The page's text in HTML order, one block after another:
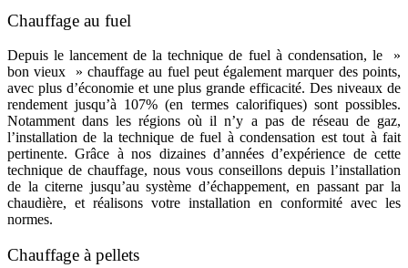
Chauffage au fuel
Depuis le lancement de la technique de fuel à condensation, le »
bon vieux » chauffage au fuel peut également marquer des points,
avec plus d’économie et une plus grande efficacité. Des niveaux de
rendement jusqu’à 107% (en termes calorifiques) sont possibles.
Notamment dans les régions où il n’y a pas de réseau de gaz,
l’installation de la technique de fuel à condensation est tout à fait
pertinente. Grâce à nos dizaines d’années d’expérience de cette
technique de chauffage, nous vous conseillons depuis l’installation
de la citerne jusqu’au système d’échappement, en passant par la
chaudière, et réalisons votre installation en conformité avec les
normes.
Chauffage à pellets